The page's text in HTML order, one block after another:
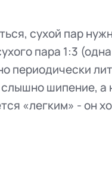
сухой пар
пара 1:3
периодически
шипение, а
«легким» - он